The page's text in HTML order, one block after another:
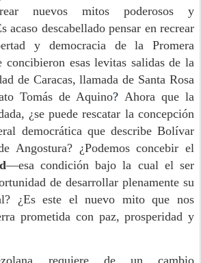
nuevos mitos poderosos y
acaso descabellado pensar en recrear
y democracia de la Promera
concibieron esas levitas salidas de la
de Caracas, llamada de Santa Rosa
Tomás de Aquino? Ahora que la
¿se puede rescatar la concepción
democrática que describe Bolívar
Angostura? ¿Podemos concebir el
—esa condición bajo la cual el ser
de desarrollar plenamente su
¿Es este el nuevo mito que nos
prometida con paz, prosperidad y